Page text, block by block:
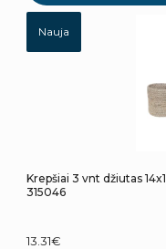
Nauja
Krepšiai 3 vnt džiutas
315046
13.31€